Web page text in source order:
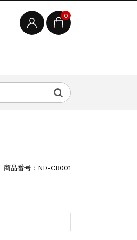
0
商品番号：ND-CR001